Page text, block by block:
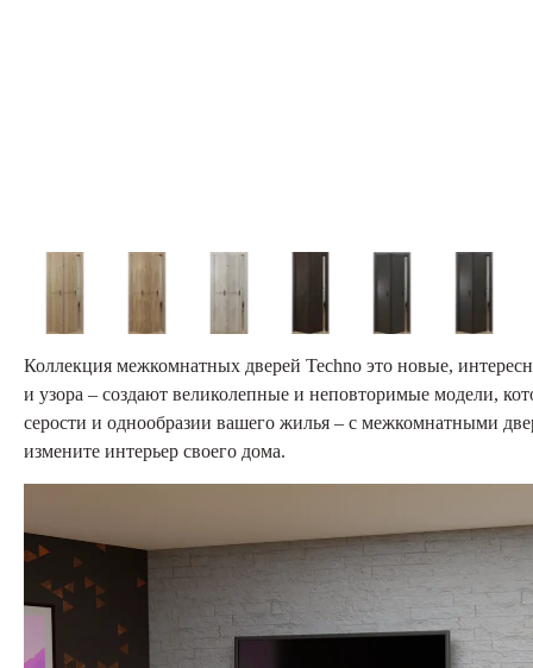
Коллекция межкомнатных дверей Techno это новые,
и узора – создают великолепные и неповторимые модели,
серости и однообразии вашего жилья – с межкомнатными
измените интерьер своего дома.